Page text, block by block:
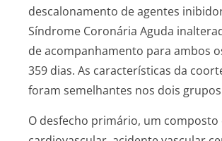
descalonamento de agentes
Síndrome Coronária Aguda
de acompanhamento para ambos
359 dias. As características da
foram semelhantes nos dois
O desfecho primário, um